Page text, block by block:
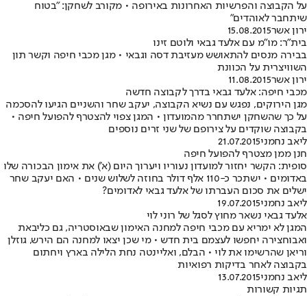
על הקבוצה והפרשיות האחרונות באירופה • מקורב לשחקן: "בטוח
שיתחבר לאוהדים"
ירון אשר15.08.2015
בית"ר: מו"מ עם אלעד גבאי ולוטם זינו
בבירה מנסים להתאושש מעזיבת דסה וגבאי • מגן מכבי חיפה וקשר תון
השוויצרית על הכוונת
ירון אשר11.08.2015
מכבי חיפה: אלעד גבאי בדרך לקבוצה חדשה
מגן הירוקים, נפגש עם נשיא הקבוצה, יעקב שחר והשניים הגיעו להסכמה
על כך שהשחקן ישתחרר מהמועדון • המגן צפוי להצטרף להפועל חיפה •
בקבוצה שוקדים על צירופם של שני זרים נוספים
ליאב נחמני21.07.2015
חנן ממן מצטרף להפועל חיפה
סופית: הקשר יחזור למועדון נעוריו ויערוך היום (א') את אימון הבכורה שלו
באדומים • ישתכר כ-110 אלף דולר בחוזה לשלוש שנים • האם יעקב שחר
ישלים את סכום העברתו של אלעד גבאי לאדומים?
ליאב נחמני19.07.2015
אלעד גבאי נשאר מחוץ לסגל של רוני לוי
המגן לא ימריא עם מכבי חיפה למחנה האימון שבאוסטריה, גם כליבאת
ואבוחצירה יחפשו לעצמם בית חדש • מי שכן יצאו למחנה הם הירש, גוזלן
וריאן שהרשימו את לוי • הבלם, ואליינטה נחת הלילה בארץ ויחתום
בקבוצה לאחר בדיקות רפואיות
ליאב נחמני13.07.2015
תגיות קשורות